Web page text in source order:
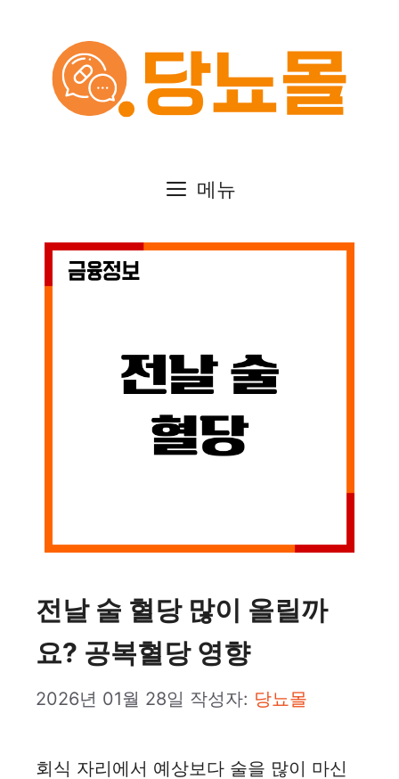
메뉴
전날 술 혈당 많이 올릴까
요? 공복혈당 영향
2026년 01월 28일 작성자: 당뇨몰
회식 자리에서 예상보다 술을 많이 마신